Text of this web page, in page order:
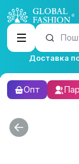
Доставка
Опт